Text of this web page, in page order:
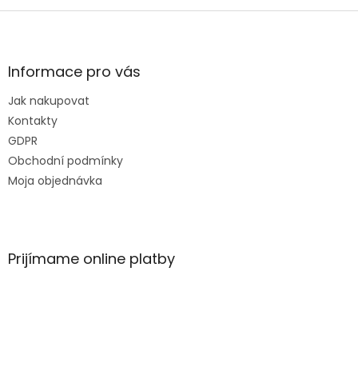
Z
ä
e
Informace pro vás
Jak nakupovat
Kontakty
GDPR
Obchodní podmínky
Moja objednávka
Prijímame online platby